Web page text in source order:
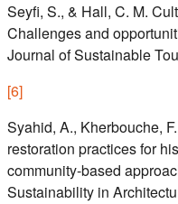
Seyfi, S., & Hall, C. M.
Challenges and
Journal of Sustainable
[6]
Syahid, A., Kherbouche,
restoration practices for
community-based
Sustainability in